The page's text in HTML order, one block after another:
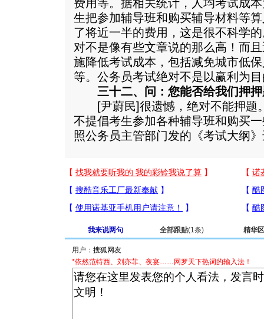
费用等。据相关统计，人均考试成
生把参加辅导班和购买辅导材料等
了将近一半的费用，这是很不科学
对不是像有些文章说的那么高！而
施降低考试成本，包括减免城市低
等。公务员考试绝对不是以赢利为
三十二、问：您能否给我们押
[尹蔚民]很遗憾，绝对不能押题
不提倡考生参加各种辅导班和购买
照公务员主管部门发的《考试大纲
我来说两句 全部跟贴(1条) 精华区
用户：
*依然范特西、刘亦菲、夜宴……网罗天下热词的输入法！